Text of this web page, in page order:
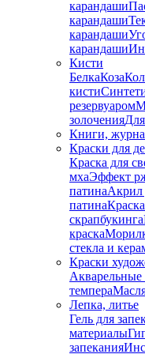
карандаши
карандаши
карандаши
карандаши
Кисти
БелкаКоза
кисти
резервуаром
золочения
Книги,
Краски для
Краска для
мхаЭффект
патинаАкрил
патина
скрапбукинга
краска
стекла и
Краски
Акварельные
темпера
Лепка, литье
Гель для
материалы
запекания